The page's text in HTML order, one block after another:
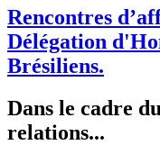
Rencontres
Délégation
Brésiliens.
Dans le cadre
relations...